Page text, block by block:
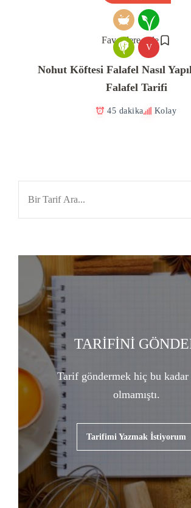
Favorilere ekle
V
Nohut Köftesi Falafel Nasıl
Falafel Tarifi
45 dakika Kolay
TARİFİNİ
Tarif göndermek hiç bu
olmamıştı.
Tarifimi Yazmak İstiyorum